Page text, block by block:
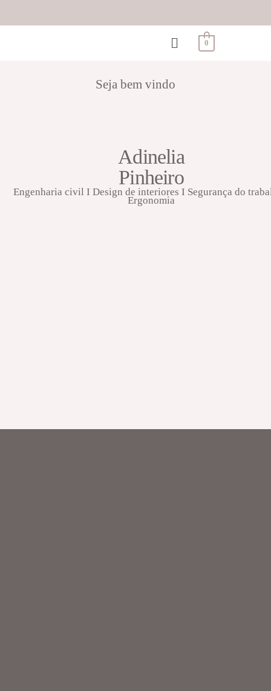
0
Seja bem vindo
Adinelia
Pinheiro
Engenharia civil I Design de interiores I Segurança do
Ergonomia